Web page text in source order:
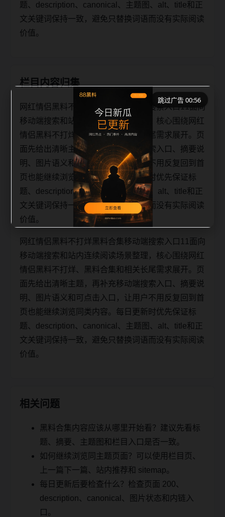
题、description、canonical、主题图、alt、title和正
文关键词保持一致，避免只替换词语而没有实际阅读
价值。
栏目内容归集
网红情侣黑料不打烊黑料合集移动端搜索入口11面向
移动端搜索和站内连续阅读场景整理，核心围绕网红
情侣黑料不打烊、黑料合集和相关长尾需求展开。页
面先给出清晰主题，再补充移动端搜索入口、摘要说
明、图片语义和可点击入口，让用户不用反复回到首
页也能继续浏览同类内容。每日更新时优先保证标
题、description、canonical、主题图、alt、title和正
文关键词保持一致，避免只替换词语而没有实际阅读
价值。
网红情侣黑料不打烊黑料合集移动端搜索入口11面向
移动端搜索和站内连续阅读场景整理，核心围绕网红
情侣黑料不打烊、黑料合集和相关长尾需求展开。页
面先给出清晰主题，再补充移动端搜索入口、摘要说
明、图片语义和可点击入口，让用户不用反复回到首
页也能继续浏览同类内容。每日更新时优先保证标
题、description、canonical、主题图、alt、title和正
文关键词保持一致，避免只替换词语而没有实际阅读
价值。
相关问题
黑料合集内容应该从哪里开始看？建议先看标
题、摘要、主题图和栏目入口是否一致。
如何继续浏览同主题页面？可以使用栏目页、
上一篇下一篇、站内推荐和 sitemap。
每日更新后要检查什么？检查页面 200、
description、canonical、图片状态和内链入
口。
跳过广告 00:56